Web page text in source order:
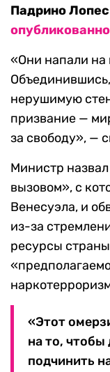
Падрино
«Они напали на
нерушимую
призвание —
за свободу», —
Министр
вызовом», с
Венесуэла, и
из-за
ресурсы
«Этот
на то,
подчинить